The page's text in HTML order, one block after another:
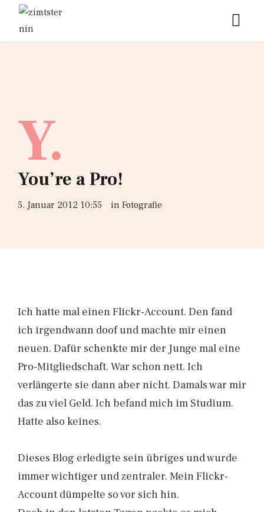
Y.
You’re a Pro!
5. Januar 2012 10:55 in Fotografie
Ich hatte mal einen Flickr-Account. Den fand
ich irgendwann doof und machte mir einen
neuen. Dafür schenkte mir der Junge mal eine
Pro-Mitgliedschaft. War schon nett. Ich
verlängerte sie dann aber nicht. Damals war mir
das zu viel Geld. Ich befand mich im Studium.
Hatte also keines.
Dieses Blog erledigte sein übriges und wurde
immer wichtiger und zentraler. Mein Flickr-
Account dümpelte so vor sich hin.